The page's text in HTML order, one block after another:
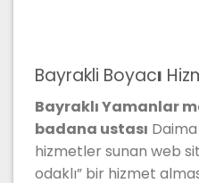
Bayrakli Boyacı
Bayraklı Yamanlar
badana ustası
hizmetler sunan web
odaklı” bir hizmet